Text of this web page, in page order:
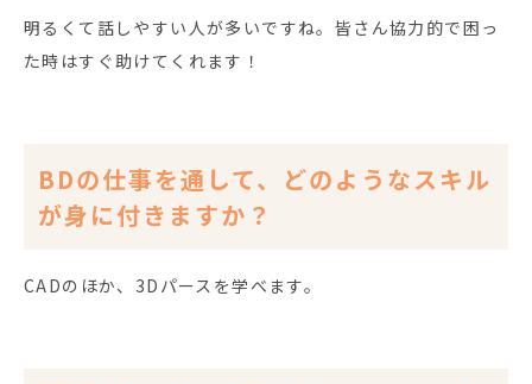
明るくて話しやすい人が多いですね。皆さん協力的で困っ
た時はすぐ助けてくれます！
BDの仕事を通して、どのようなスキル
が身に付きますか？
CADのほか、3Dパースを学べます。